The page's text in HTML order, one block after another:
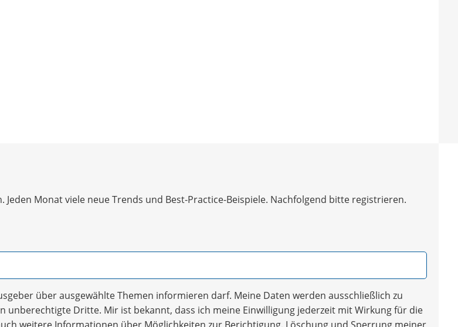
Monat viele neue Trends und Best-Practice-Beispiele. Nachfolgend bitte registrieren.
über ausgewählte Themen informieren darf. Meine Daten werden ausschließlich zu
unberechtigte Dritte. Mir ist bekannt, dass ich meine Einwilligung jederzeit mit Wirkung für die